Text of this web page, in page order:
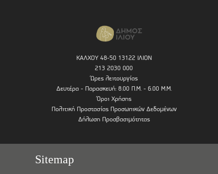
ΚΑΛΧΟΥ 48-50 13122 ΙΛΙΟΝ
213 2030 000
Ώρες λειτουργίας
Δευτέρα - Παρασκευή: 8.00 Π.Μ. - 6.00 Μ.Μ.
Όροι Χρήσης
Πολιτική Προστασίας Προσωπικών Δεδομένων
Δήλωση Προσβασιμότητας
Sitemap